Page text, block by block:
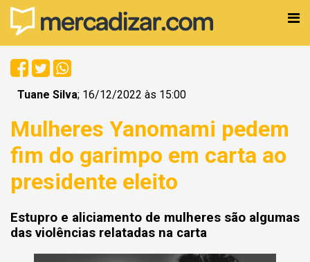
Tuane Silva; 16/12/2022 às 15:00
Mulheres Yanomami pedem
fim do garimpo em carta ao
presidente eleito
Estupro e aliciamento de mulheres são algumas
das violências relatadas na carta